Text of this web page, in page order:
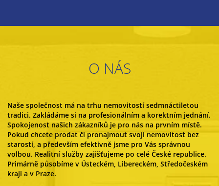
O NÁS
Naše společnost má na trhu nemovitostí sedmnáctiletou
tradici. Zakládáme si na profesionálním a korektním jednání.
Spokojenost našich zákazníků je pro nás na prvním místě.
Pokud chcete prodat či pronajmout svoji nemovitost bez
starostí, a především efektivně jsme pro Vás správnou
volbou. Realitní služby zajišťujeme po celé České republice.
Primárně působíme v Ústeckém, Libereckém, Středočeském
kraji a v Praze.